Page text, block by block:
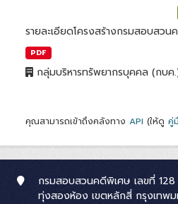
รายละเอียดโครงสร้างกรมสอบสวน
PDF
กลุ่มบริหารทรัพยากรบุคคล (กบค
คุณสามารถเข้าถึงคลังทาง API (ให้ดู คู่
กรมสอบสวนคดีพิเศษ เลขที่
ทุ่งสองห้อง เขตหลักสี่ กรุงเทพม